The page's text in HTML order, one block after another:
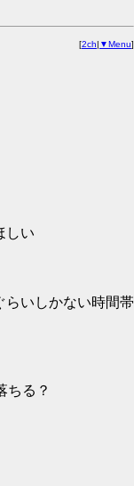
[2ch| ▼Menu]
しい
らいしかない時間帯
ちる？